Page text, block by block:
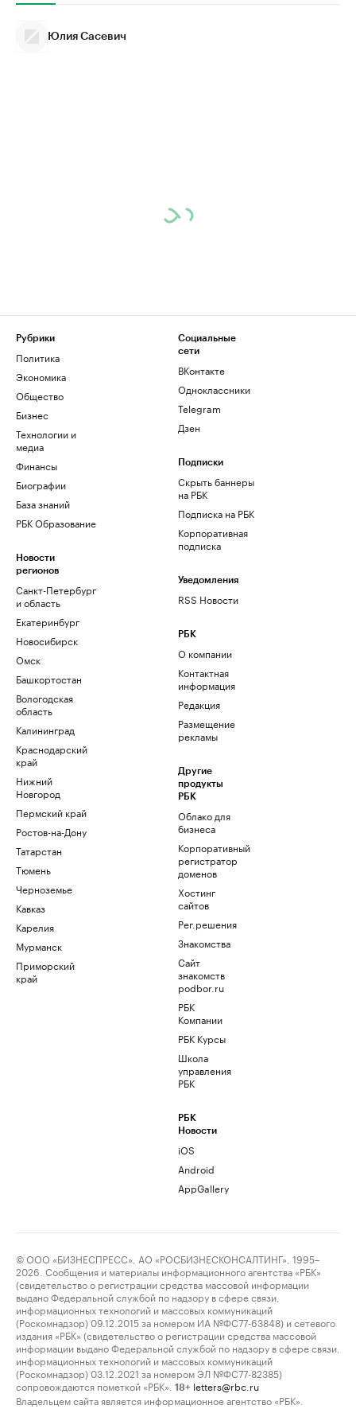
Юлия Сасевич
Рубрики
Политика
Экономика
Общество
Бизнес
Технологии и
медиа
Финансы
Биографии
База знаний
РБК Образование
Новости
регионов
Санкт-Петербург
и область
Екатеринбург
Новосибирск
Омск
Башкортостан
Вологодская
область
Калининград
Краснодарский
край
Нижний
Новгород
Пермский край
Ростов-на-Дону
Татарстан
Тюмень
Черноземье
Кавказ
Карелия
Мурманск
Приморский
край
Социальные
сети
ВКонтакте
Одноклассники
Telegram
Дзен
Подписки
Скрыть баннеры
на РБК
Подписка на РБК
Корпоративная
подписка
Уведомления
RSS Новости
РБК
О компании
Контактная
информация
Редакция
Размещение
рекламы
Другие
продукты
РБК
Облако для
бизнеса
Корпоративный
регистратор
доменов
Хостинг
сайтов
Рег.решения
Знакомства
Сайт
знакомств
podbor.ru
РБК
Компании
РБК Курсы
Школа
управления
РБК
РБК
Новости
iOS
Android
AppGallery
© ООО «БИЗНЕСПРЕСС», АО «РОСБИЗНЕСКОНСАЛТИНГ», 1995–
2026. Сообщения и материалы информационного агентства «РБК»
(свидетельство о регистрации средства массовой информации
выдано Федеральной службой по надзору в сфере связи,
информационных технологий и массовых коммуникаций
(Роскомнадзор) 09.12.2015 за номером ИА №ФС77-63848) и сетевого
издания «РБК» (свидетельство о регистрации средства массовой
информации выдано Федеральной службой по надзору в сфере связи,
информационных технологий и массовых коммуникаций
(Роскомнадзор) 03.12.2021 за номером ЭЛ №ФС77-82385)
сопровождаются пометкой «РБК».
18+ letters@rbc.ru
Владельцем сайта является информационное агентство «РБК».